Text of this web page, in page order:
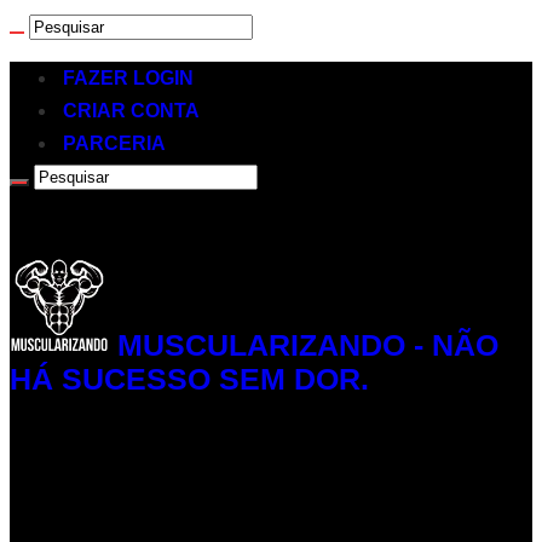
FAZER LOGIN
CRIAR CONTA
PARCERIA
MUSCULARIZANDO - NÃO
HÁ SUCESSO SEM DOR.